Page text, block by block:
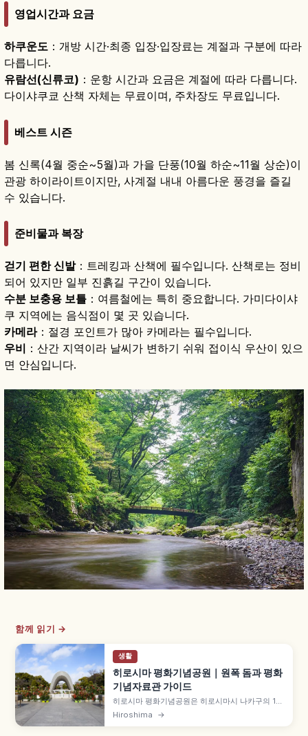
영업시간과 요금
하쿠운도 ：개방 시간·최종 입장·입장료는 계절과 구분에 따라
다릅니다.
유람선(신류코) ：운항 시간과 요금은 계절에 따라 다릅니다.
다이샤쿠쿄 산책 자체는 무료이며, 주차장도 무료입니다.
베스트 시즌
봄 신록(4월 중순~5월)과 가을 단풍(10월 하순~11월 상순)이
관광 하이라이트이지만, 사계절 내내 아름다운 풍경을 즐길
수 있습니다.
준비물과 복장
걷기 편한 신발：트레킹과 산책에 필수입니다. 산책로는 정비
되어 있지만 일부 진흙길 구간이 있습니다.
수분 보충용 보틀 ：여름철에는 특히 중요합니다. 가미다이샤
쿠 지역에는 음식점이 몇 곳 있습니다.
카메라：절경 포인트가 많아 카메라는 필수입니다.
우비 ：산간 지역이라 날씨가 변하기 쉬워 접이식 우산이 있으
면 안심입니다.
함께 읽기 →
생활
히로시마 평화기념공원｜원폭 돔과 평화
기념자료관 가이드
히로시마 평화기념공원은 히로시마시 나카구의 12
헥타르 공원으로, 1945년 8월 6일 원폭 희생자 추
Hiroshima →